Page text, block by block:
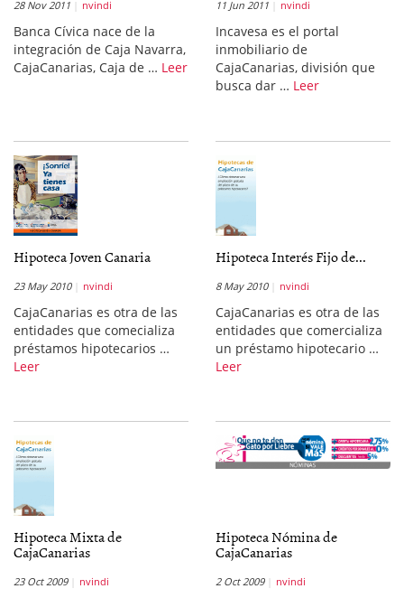
28 Nov 2011 nvindi
Banca Cívica nace de la
integración de Caja Navarra,
CajaCanarias, Caja de … Leer
11 Jun 2011 nvindi
Incavesa es el portal
inmobiliario de
CajaCanarias, división que
busca dar … Leer
Hipoteca Joven Canaria
23 May 2010 nvindi
CajaCanarias es otra de las
entidades que comecializa
préstamos hipotecarios …
Leer
Hipoteca Interés Fijo de...
8 May 2010 nvindi
CajaCanarias es otra de las
entidades que comercializa
un préstamo hipotecario …
Leer
Hipoteca Mixta de
CajaCanarias
23 Oct 2009 nvindi
Hipoteca Nómina de
CajaCanarias
2 Oct 2009 nvindi